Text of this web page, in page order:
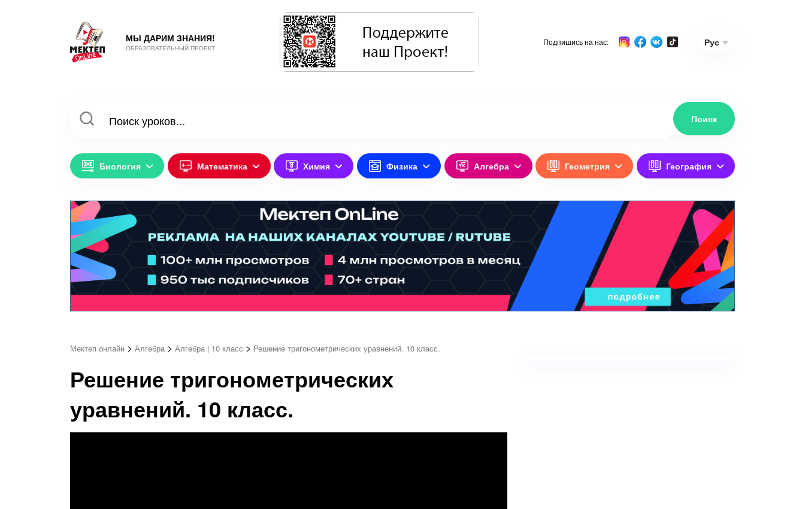
МЫ ДАРИМ ЗНАНИЯ!
ОБРАЗОВАТЕЛЬНЫЙ ПРОЕКТ
Подпишись на нас: Рус
Биология Математика Химия Физика Алгебра Геометрия География
Мектеп онлайн > Алгебра > Алгебра | 10 класс > Решение тригонометрических уравнений. 10 класс.
Решение тригонометрических
уравнений. 10 класс.